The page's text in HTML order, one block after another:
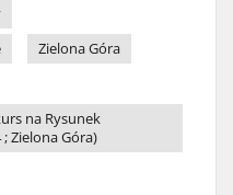
Zielona Góra
na Rysunek
Zielona Góra)